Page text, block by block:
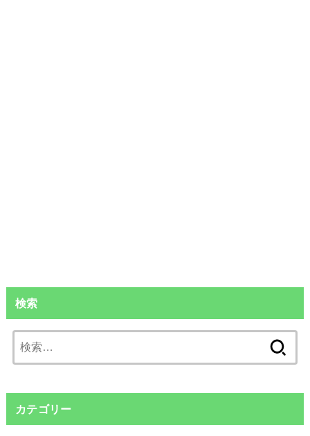
検索
索:
カテゴリー